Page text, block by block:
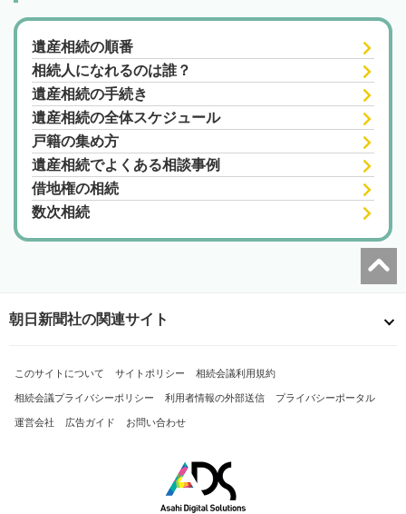
遺産相続の順番
相続人になれるのは誰？
遺産相続の手続き
遺産相続の全体スケジュール
戸籍の集め方
遺産相続でよくある相談事例
借地権の相続
数次相続
朝日新聞社の関連サイト
このサイトについて サイトポリシー 相続会議利用規約
相続会議プライバシーポリシー 利用者情報の外部送信 プライバシーポータル
運営会社 広告ガイド お問い合わせ